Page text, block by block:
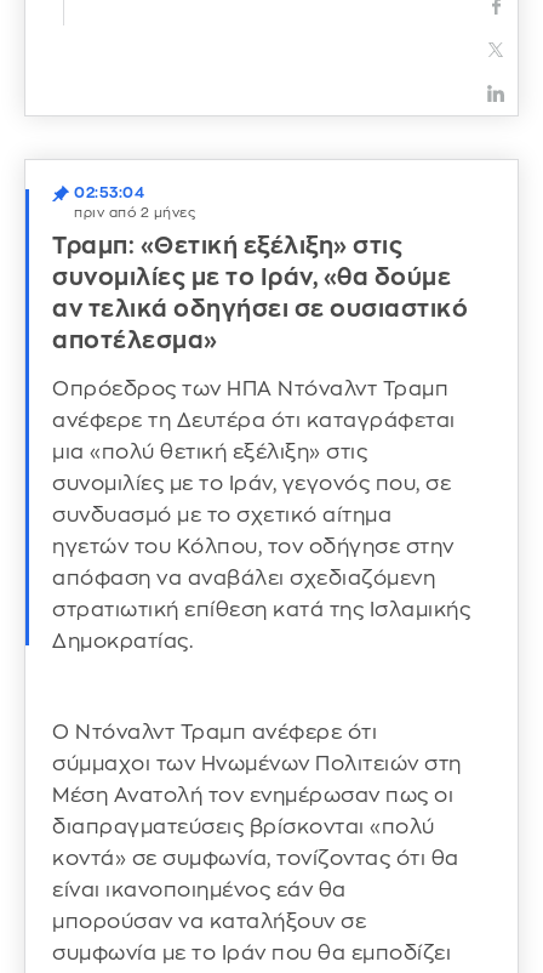
02:53:04
πριν από 2 μήνες
Τραμπ: «Θετική εξέλιξη» στις
συνομιλίες με το Ιράν, «θα δούμε
αν τελικά οδηγήσει σε ουσιαστικό
αποτέλεσμα»
Οπρόεδρος των ΗΠΑ Ντόναλντ Τραμπ
ανέφερε τη Δευτέρα ότι καταγράφεται
μια «πολύ θετική εξέλιξη» στις
συνομιλίες με το Ιράν, γεγονός που, σε
συνδυασμό με το σχετικό αίτημα
ηγετών του Κόλπου, τον οδήγησε στην
απόφαση να αναβάλει σχεδιαζόμενη
στρατιωτική επίθεση κατά της Ισλαμικής
Δημοκρατίας.
Ο Ντόναλντ Τραμπ ανέφερε ότι
σύμμαχοι των Ηνωμένων Πολιτειών στη
Μέση Ανατολή τον ενημέρωσαν πως οι
διαπραγματεύσεις βρίσκονται «πολύ
κοντά» σε συμφωνία, τονίζοντας ότι θα
είναι ικανοποιημένος εάν θα
μπορούσαν να καταλήξουν σε
συμφωνία με το Ιράν που θα εμποδίζει